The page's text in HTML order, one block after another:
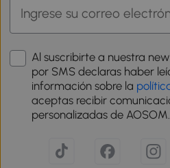
Al suscribirte a nuestra
por SMS declaras haber
información sobre la
aceptas recibir
personalizadas de